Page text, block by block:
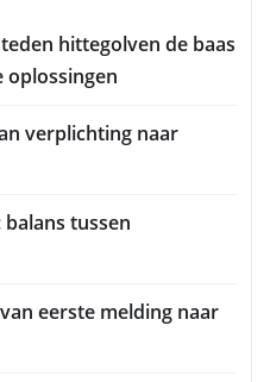
hittegolven de baas
oplossingen
verplichting naar
tussen
eerste melding naar